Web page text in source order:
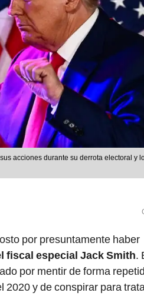
acciones durante su derrota electoral y
por presuntamente haber
fiscal especial Jack Smith.
por mentir de forma
2020 y de conspirar para